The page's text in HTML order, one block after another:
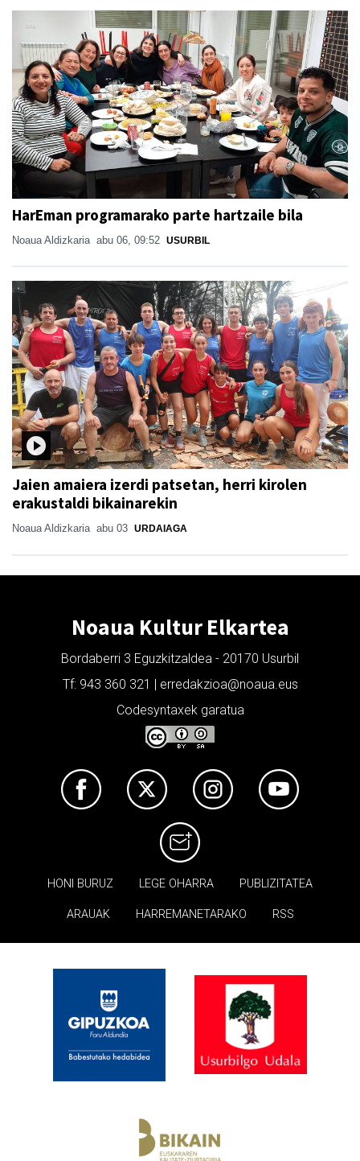
HarEman programarako parte hartzaile bila
Noaua Aldizkaria abu 06, 09:52 USURBIL
Jaien amaiera izerdi patsetan, herri kirolen
erakustaldi bikainarekin
Noaua Aldizkaria abu 03 URDAIAGA
Noaua Kultur Elkartea
Bordaberri 3 Eguzkitzaldea - 20170 Usurbil
Tf: 943 360 321 | erredakzioa@noaua.eus
Codesyntaxek garatua
HONI BURUZ LEGE OHARRA PUBLIZITATEA
ARAUAK HARREMANETARAKO RSS